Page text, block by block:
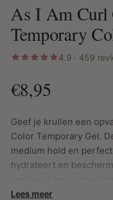
As I Am Curl
Temporary
4.9 · 459
€8,95
Geef je krullen een
Color Temporary Gel.
medium hold en
hydrateert en
verplichting te
Lees meer